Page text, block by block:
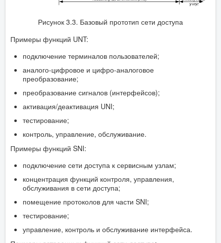
Рисунок 3.3. Базовый прототип сети доступа
Примеры функций UNT:
подключение терминалов пользователей;
аналого-цифровое и цифро-аналоговое
преобразование;
преобразование сигналов (интерфейсов);
активация/деактивация UNI;
тестирование;
контроль, управление, обслуживание.
Примеры функций SNI:
подключение сети доступа к сервисным узлам;
концентрация функций контроля, управления,
обслуживания в сети доступа;
помещение протоколов для части SNI;
тестирование;
управление, контроль и обслуживание интерфейса.